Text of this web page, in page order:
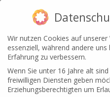
Wir nutzen Cookies auf
essenziell, während andere
Erfahrung zu verbessern.
Wenn Sie unter 16 Jahre alt
freiwilligen Diensten geben
Erziehungsberechtigten um